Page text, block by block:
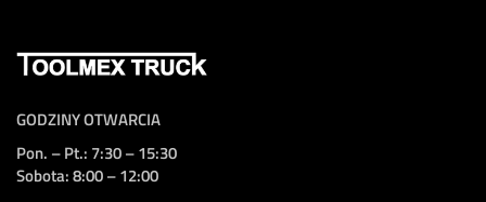
GODZINY OTWARCIA
Pon. – Pt.: 7:30 – 15:30
Sobota: 8:00 – 12:00